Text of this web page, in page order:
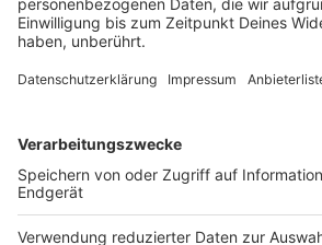
Mittendrin:
Falk aus
Fachkräfte in
mindestens
anderswo und in einem Russen
Patrone. Und das waren noch die
Patienten… Die alkoholisierten
stellvertretende Pflegedirektor
aus Duisburg. Schöne Schicht! WERBUNG 7days
macht gute und schöne
Fachkräfte in Pflege, Praxis und
Qualität, die mindestens 60°